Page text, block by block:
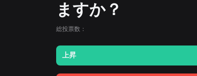
ますか？
総投票数：
上昇